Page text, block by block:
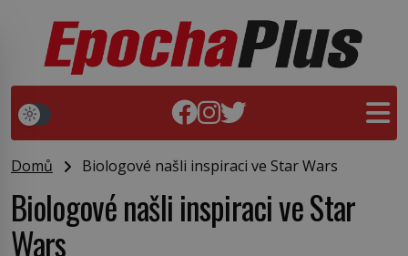
Domů Biologové našli inspiraci ve Star Wars
Biologové našli inspiraci ve Star
Wars